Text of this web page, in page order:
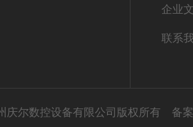
企业
联系
庆尔数控设备有限公司版权所有 备